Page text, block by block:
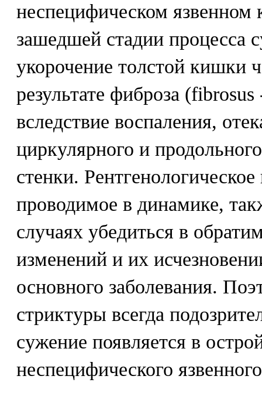
неспецифическом язвенном
зашедшей стадии процесса
укорочение толстой кишки
результате фиброза
вследствие воспаления,
циркулярного и
стенки.
проводимое в динамике,
случаях убедиться в
изменений и их
основного заболевания.
стриктуры всегда
сужение появляется в
неспецифического